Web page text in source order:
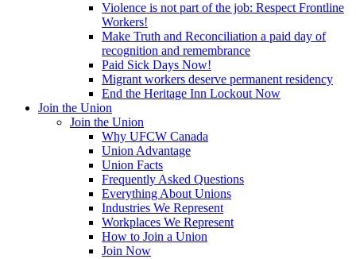
Violence is not part of the job: Respect Frontline
Workers!
Make Truth and Reconciliation a paid day of
recognition and remembrance
Paid Sick Days Now!
Migrant workers deserve permanent residency
End the Heritage Inn Lockout Now
Join the Union
Join the Union
Why UFCW Canada
Union Advantage
Union Facts
Frequently Asked Questions
Everything About Unions
Industries We Represent
Workplaces We Represent
How to Join a Union
Join Now